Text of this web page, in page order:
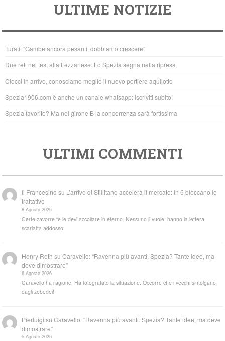
e
b
o
o
k
er
at
s
A
p
p
ULTIME NOTIZIE
Turati: “Gambe ancora pesanti, dobbiamo crescere”
Due reti nel test alla Fezzanese. Lo Spezia segna nella ripresa
Ciocci in arrivo, conosciamo meglio il nuovo portiere aquilotto
Spezia1906.com è anche un canale whatsapp: iscriviti subito!
Spezia favorito? Ma nel girone B la concorrenza sarà fortissima
ULTIMI COMMENTI
Il Francesino su L’arrivo di Stillitano accelera il mercato: in 6 bloccano le
trattative
8 Agosto 2026
Certe zavorre te le devi accollare in eterno. Nessuno li vuole, hanno la lettera
scarlatta addosso
Henry Roth suCaravello: “Ravenna più avanti. Spezia? Tante idee, ma
deve dimostrare”
6 Agosto 2026
Caravello ha ragione. Ha fotografato la situazione. Occorre che i vecchi sintolgano
dagli zebedei!
Pierluigi suCaravello: “Ravenna più avanti. Spezia? Tante idee, ma deve
dimostrare”
5 Agosto 2026